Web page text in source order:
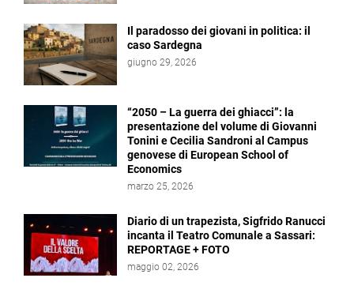
Il paradosso dei giovani in politica: il
caso Sardegna
giugno 29, 2026
“2050 – La guerra dei ghiacci”: la
presentazione del volume di Giovanni
Tonini e Cecilia Sandroni al Campus
genovese di European School of
Economics
marzo 25, 2026
Diario di un trapezista, Sigfrido Ranucci
incanta il Teatro Comunale a Sassari:
REPORTAGE + FOTO
maggio 02, 2026